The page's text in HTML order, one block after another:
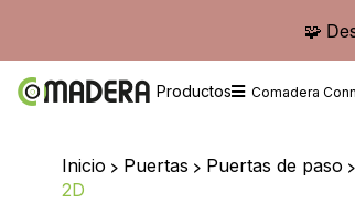
🧩
Productos Comadera
Inicio > Puertas > Puertas de paso >
2D